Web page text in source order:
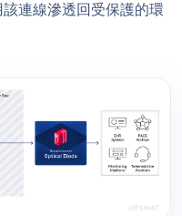
連線滲透回受保護的環